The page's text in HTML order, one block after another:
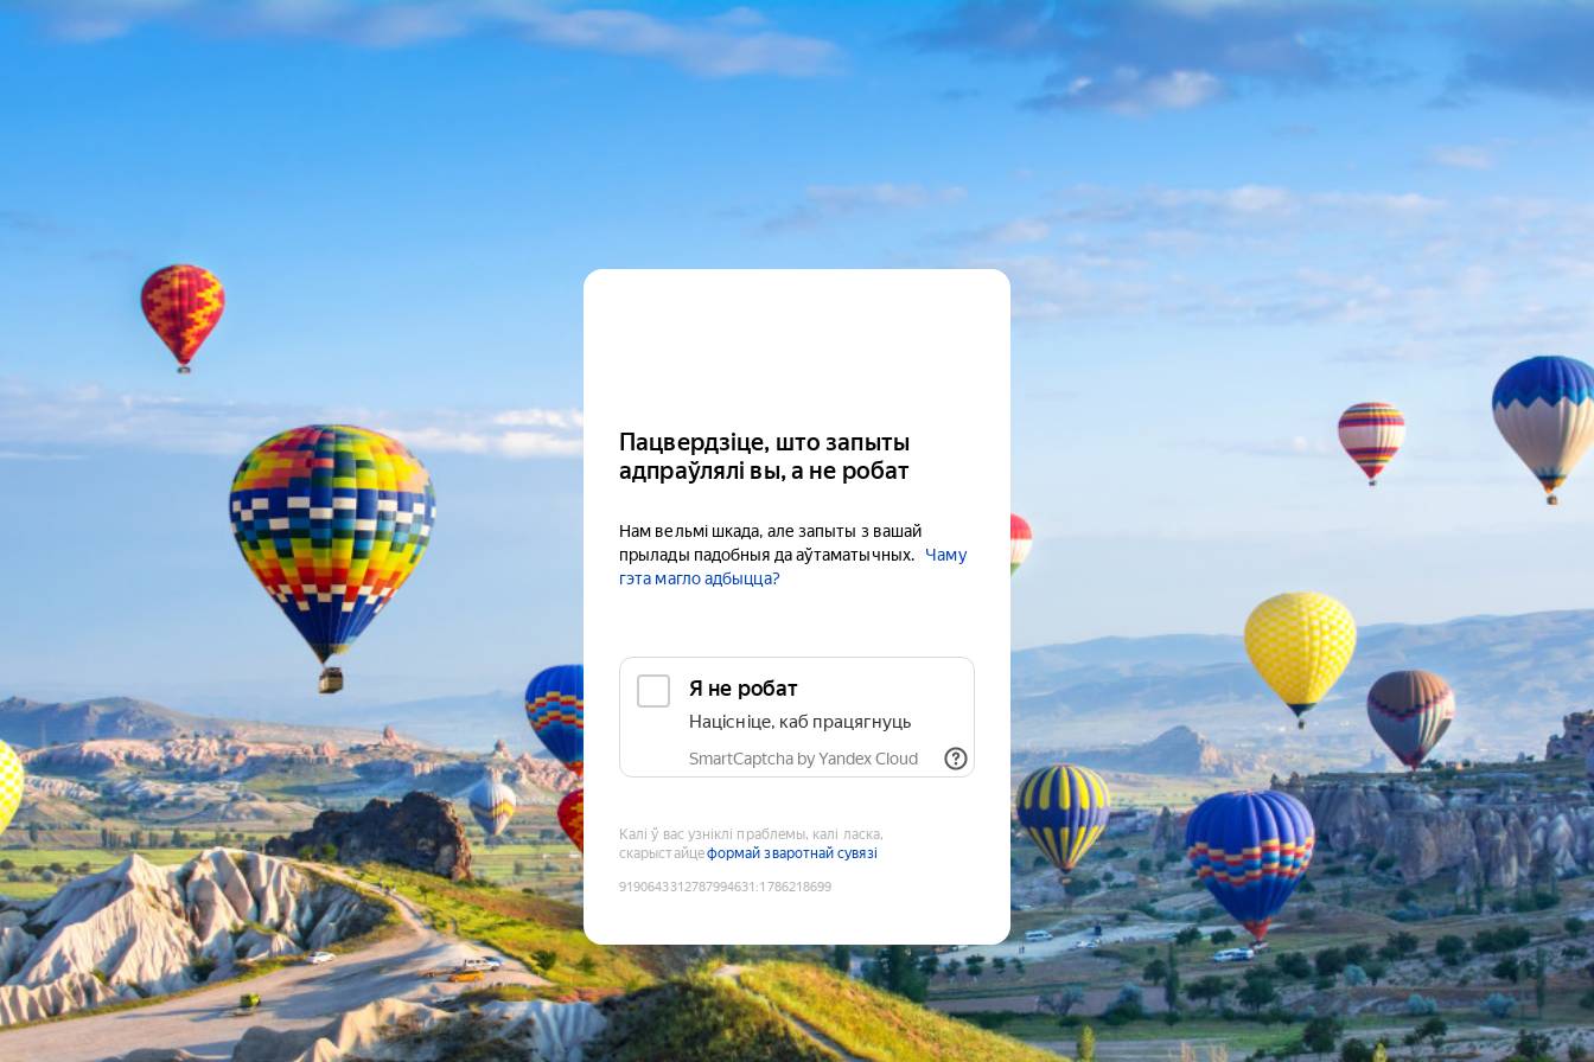
Пацвердзіце, што запыты
адпраўлялі вы, а не робат
Нам вельмі шкада, але запыты з вашай
прылады падобныя да аўтаматычных.
Чаму
гэта магло адбыцца?
Я не робат
Націсніце, каб працягнуць
SmartCaptcha by Yandex Cloud
Калі ў вас узніклі праблемы, калі ласка,
скарыстайцеформай зваротнай сувязі
9190643312787994631 :1786218699